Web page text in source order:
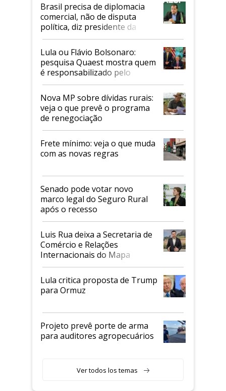
Brasil precisa de diplomacia
comercial, não de disputa
política, diz presidente da
Faesp
Lula ou Flávio Bolsonaro:
pesquisa Quaest mostra quem
é responsabilizado pelo
tarifaço dos EUA
Nova MP sobre dívidas rurais:
veja o que prevê o programa
de renegociação
Frete mínimo: veja o que muda
com as novas regras
Senado pode votar novo
marco legal do Seguro Rural
após o recesso
Luis Rua deixa a Secretaria de
Comércio e Relações
Internacionais do Mapa
Lula critica proposta de Trump
para Ormuz
Projeto prevê porte de arma
para auditores agropecuários
Ver todos los temas